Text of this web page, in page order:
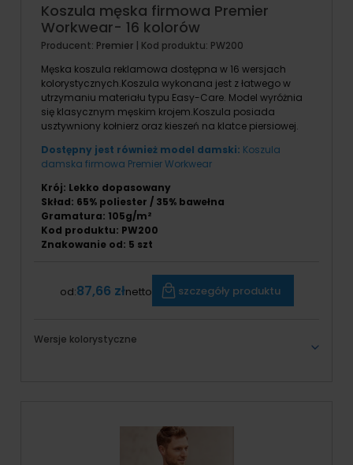
Koszula męska firmowa Premier
Workwear- 16 kolorów
Producent: Premier | Kod produktu: PW200
Męska koszula reklamowa dostępna w 16 wersjach
kolorystycznych.Koszula wykonana jest z łatwego w
utrzymaniu materiału typu Easy-Care. Model wyróżnia
się klasycznym męskim krojem.Koszula posiada
usztywniony kołnierz oraz kieszeń na klatce piersiowej.
Dostępny jest również model damski: Koszula
damska firmowa Premier Workwear
Krój: Lekko dopasowany
Skład: 65% poliester / 35% bawełna
Gramatura: 105g/m²
Kod produktu: PW200
Znakowanie od: 5 szt
od:87,66 złnetto szczegóły produktu
Wersje kolorystyczne